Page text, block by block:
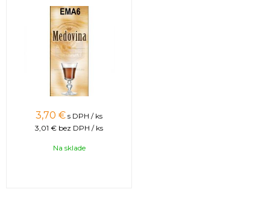
3,70 € s DPH / ks
3,01 € bez DPH / ks
Na sklade